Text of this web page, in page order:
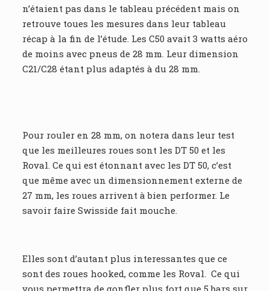
n’étaient pas dans le tableau précédent mais on
retrouve toues les mesures dans leur tableau
récap à la fin de l’étude. Les C50 avait 3 watts aéro
de moins avec pneus de 28 mm. Leur dimension
C21/C28 étant plus adaptés à du 28 mm.
Pour rouler en 28 mm, on notera dans leur test
que les meilleures roues sont les DT 50 et les
Roval. Ce qui est étonnant avec les DT 50, c’est
que même avec un dimensionnement externe de
27 mm, les roues arrivent à bien performer. Le
savoir faire Swisside fait mouche.
Elles sont d’autant plus interessantes que ce
sont des roues hooked, comme les Roval. Ce qui
vous permettra de gonfler plus fort que 5 bars sur